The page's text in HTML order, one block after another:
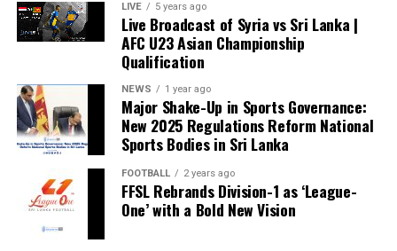
LIVE 5 years ago
Live Broadcast of Syria vs Sri Lanka |
AFC U23 Asian Championship
Qualification
NEWS 1 year ago
Major Shake-Up in Sports Governance:
New 2025 Regulations Reform National
Sports Bodies in Sri Lanka
FOOTBALL 2 years ago
FFSL Rebrands Division-1 as ‘League-
One’ with a Bold New Vision